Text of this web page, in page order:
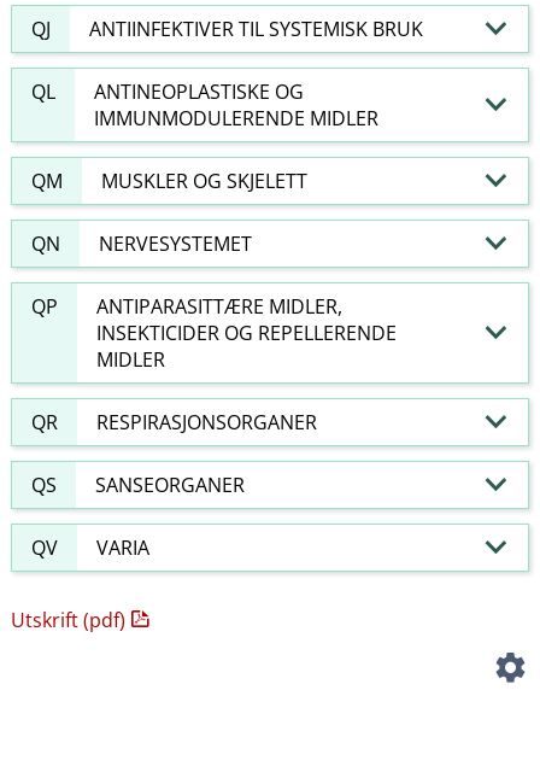
QJ ANTIINFEKTIVER TIL SYSTEMISK BRUK
QL
ANTINEOPLASTISKE OG
IMMUNMODULERENDE MIDLER
QM MUSKLER OG SKJELETT
QN NERVESYSTEMET
QP
ANTIPARASITTÆRE MIDLER,
INSEKTICIDER OG REPELLERENDE
MIDLER
QR RESPIRASJONSORGANER
QS SANSEORGANER
QV VARIA
Utskrift (pdf)